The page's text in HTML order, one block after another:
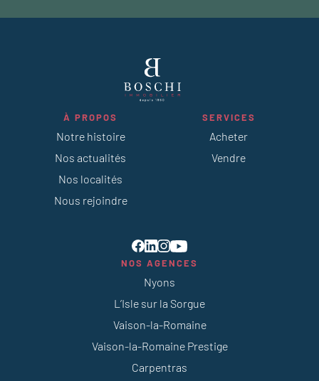
À PROPOS
Notre histoire
Nos actualités
Nos localités
Nous rejoindre
SERVICES
Acheter
Vendre
NOS AGENCES
Nyons
L’Isle sur la Sorgue
Vaison-la-Romaine
Vaison-la-Romaine Prestige
Carpentras